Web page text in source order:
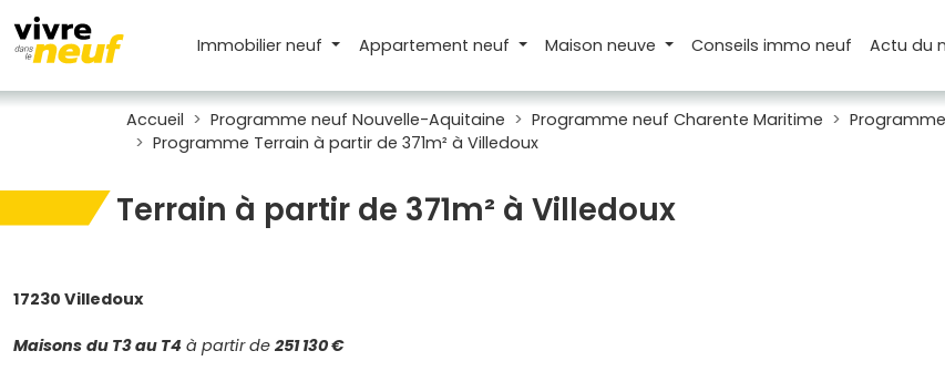
Immobilier neuf Appartement neuf Maison neuve Conseilsimmo neuf Actudu
Accueil Programme neuf Nouvelle-Aquitaine Programme neuf Charente Maritime
Programme Terrain à partir de 371m² à Villedoux
Terrain à partir de 371m² à Villedoux
17230 Villedoux
Maisons du T3 au T4 à partir de 251 130 €